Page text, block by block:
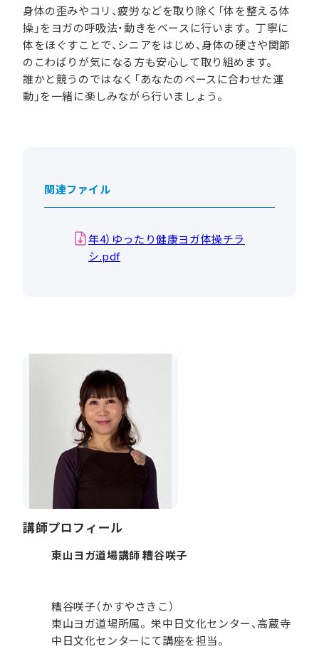
身体の歪みやコリ、疲労などを取り除く「体を整える体
操」をヨガの呼吸法・動きをベースに行います。丁寧に
体をほぐすことで、シニアをはじめ、身体の硬さや関節
のこわばりが気になる方も安心して取り組めます。
誰かと競うのではなく「あなたのペースに合わせた運
動」を一緒に楽しみながら行いましょう。
関連ファイル
年4）ゆったり健康ヨガ体操チラ
シ.pdf
講師プロフィール
東山ヨガ道場講師 糟谷咲子
糟谷咲子（かすやさきこ）
東山ヨガ道場所属。栄中日文化センター、高蔵寺
中日文化センターにて講座を担当。